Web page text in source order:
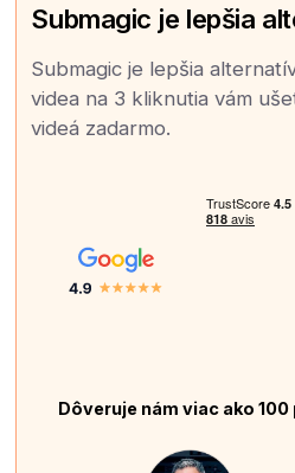
Submagic je lepšia
Submagic je lepšia
videa na 3 kliknutia vám
videá zadarmo.
Dôveruje nám viac ako